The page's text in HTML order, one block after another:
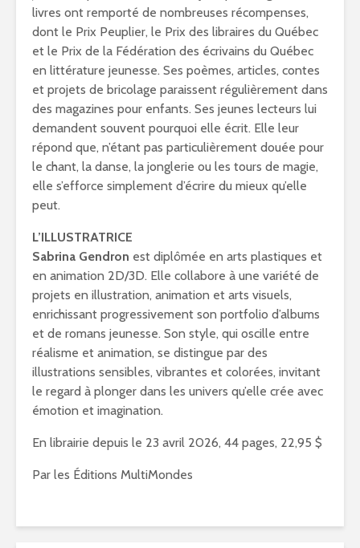
livres ont remporté de nombreuses récompenses,
dont le Prix Peuplier, le Prix des libraires du Québec
et le Prix de la Fédération des écrivains du Québec
en littérature jeunesse. Ses poèmes, articles, contes
et projets de bricolage paraissent régulièrement dans
des magazines pour enfants. Ses jeunes lecteurs lui
demandent souvent pourquoi elle écrit. Elle leur
répond que, n’étant pas particulièrement douée pour
le chant, la danse, la jonglerie ou les tours de magie,
elle s’efforce simplement d’écrire du mieux qu’elle
peut.
L’ILLUSTRATRICE
Sabrina Gendron est diplômée en arts plastiques et
en animation 2D/3D. Elle collabore à une variété de
projets en illustration, animation et arts visuels,
enrichissant progressivement son portfolio d’albums
et de romans jeunesse. Son style, qui oscille entre
réalisme et animation, se distingue par des
illustrations sensibles, vibrantes et colorées, invitant
le regard à plonger dans les univers qu’elle crée avec
émotion et imagination.
En librairie depuis le 23 avril 2026, 44 pages, 22,95 $
Par les Éditions MultiMondes